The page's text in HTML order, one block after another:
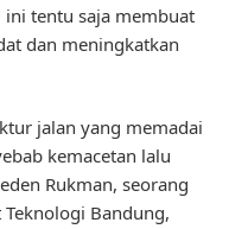
tentu saja membuat
dan meningkatkan
jalan yang memadai
kemacetan lalu
Rukman, seorang
Bandung,